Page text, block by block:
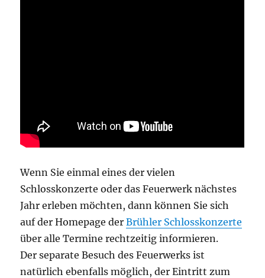
Wenn Sie einmal eines der vielen
Schlosskonzerte oder das Feuerwerk nächstes
Jahr erleben möchten, dann können Sie sich
auf der Homepage derBrühler Schlosskonzerte
über alle Termine rechtzeitig informieren.
Der separate Besuch des Feuerwerks ist
natürlich ebenfalls möglich, der Eintritt zum